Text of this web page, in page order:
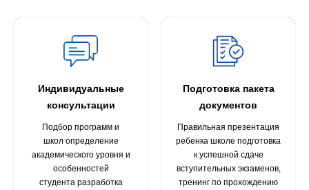
Индивидуальные
консультации
Подбор программ и
школ определение
академического уровня и
особенностей
студента разработка
Подготовка пакета
документов
Правильная презентация
ребенка школе подготовка
к успешной сдаче
вступительных экзаменов,
тренинг по прохождению